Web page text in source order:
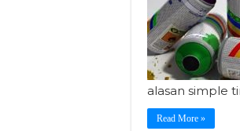
alasan simple
Read More »